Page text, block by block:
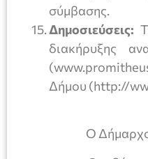
σύμβασης.
Δημοσιεύσεις:
διακήρυξης
Δήμου (http://
Ο